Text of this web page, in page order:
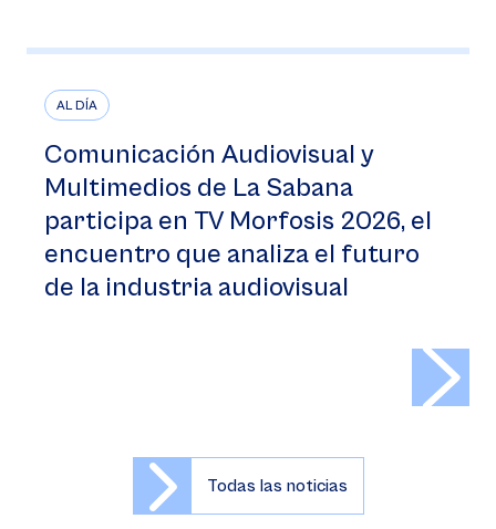
AL DÍA
Comunicación Audiovisual y
Multimedios de La Sabana
participa en TV Morfosis 2026, el
encuentro que analiza el futuro
de la industria audiovisual
Todas las noticias